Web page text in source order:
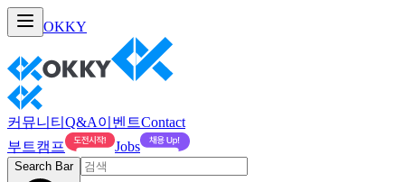
OKKY
커뮤니티 Q&A이벤트Contact
부트캠프
Jobs
Search Bar